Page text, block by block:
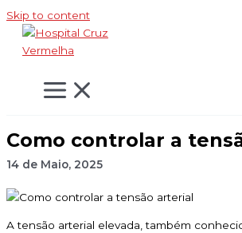
Skip to content
Como controlar a
14 de Maio, 2025
A tensão arterial elevada, também